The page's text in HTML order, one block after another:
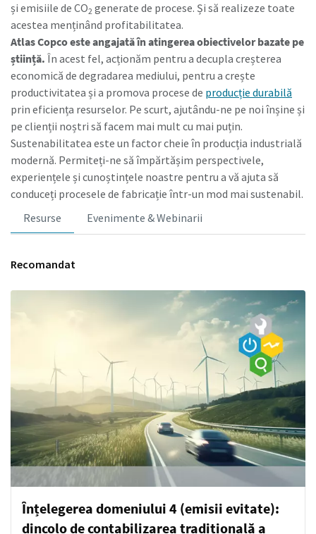
și emisiile de CO2 generate de procese. Și să realizeze toate
acestea menținând profitabilitatea.
Atlas Copco este angajată în atingerea obiectivelor bazate pe
știință. În acest fel, acționăm pentru a decupla creșterea
economică de degradarea mediului, pentru a crește
productivitatea și a promova procese de producție durabilă
prin eficiența resurselor. Pe scurt, ajutându-ne pe noi înșine și
pe clienții noștri să facem mai mult cu mai puțin.
Sustenabilitatea este un factor cheie în producția industrială
modernă. Permiteți-ne să împărtășim perspectivele,
experiențele și cunoștințele noastre pentru a vă ajuta să
conduceți procesele de fabricație într-un mod mai sustenabil.
Resurse
Evenimente & Webinarii
Recomandat
Înțelegerea domeniului 4 (emisii evitate):
dincolo de contabilizarea tradițională a